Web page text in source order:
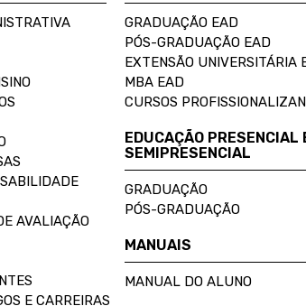
AVALIAÇÃO
E CARREIRAS
GRADUAÇÃO EAD
PÓS-GRADUAÇÃO EAD
EXTENSÃO UNIVERSITÁRIA
MBA EAD
CURSOS
EDUCAÇÃO PRESENCIAL
SEMIPRESENCIAL
GRADUAÇÃO
PÓS-GRADUAÇÃO
MANUAIS
MANUAL DO ALUNO